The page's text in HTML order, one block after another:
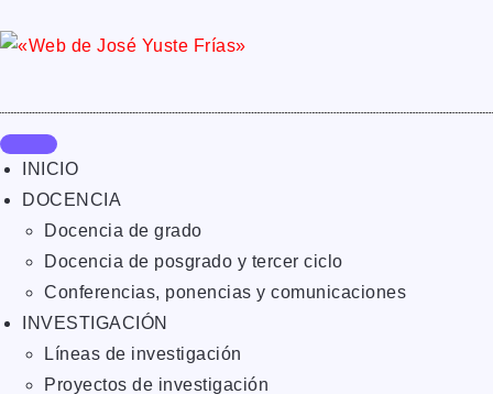
INICIO
DOCENCIA
Docencia de grado
Docencia de posgrado y tercer ciclo
Conferencias, ponencias y comunicaciones
INVESTIGACIÓN
Líneas de investigación
Proyectos de investigación